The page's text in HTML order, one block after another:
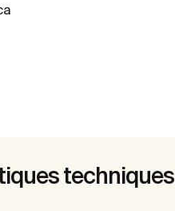
techniques